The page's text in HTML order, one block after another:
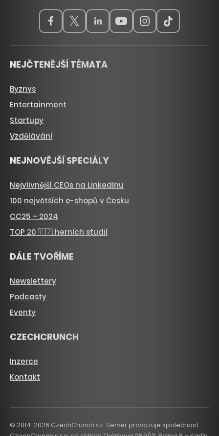
NEJČTENĚJŠÍ TÉMATA
Byznys
Entertainment
Startupy
Vzdělávání
NEJNOVĚJŠÍ SPECIÁLY
Nejvlivnější CEOs na LinkedInu
100 největších e-shopů v Česku
CC25 – 2024
TOP 20 🇨🇿 herních studií
DÁLE TVOŘÍME
Newslettery
Podcasty
Eventy
CZECHCRUNCH
Inzerce
Kontakt
© 2014-2026 CzechCrunch.cz. Server provozuje společnost